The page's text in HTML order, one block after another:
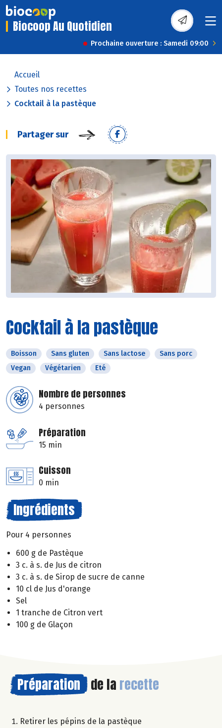
Biocoop Au Quotidien
Prochaine ouverture : Samedi 09:00
Accueil
Toutes nos recettes
Cocktail à la pastèque
Partager sur
Cocktail à la pastèque
Boisson Sans gluten Sans lactose
Sans porc
Vegan
Végétarien Eté
Nombre de personnes
4 personnes
Préparation
15 min
Cuisson
0 min
Ingrédients
Pour 4 personnes
600 g de Pastèque
3 c. à s. de Jus de citron
3 c. à s. de Sirop de sucre de canne
10 cl de Jus d'orange
Sel
1 tranche de Citron vert
100 g de Glaçon
Préparation de la recette
Retirer les pépins de la pastèque